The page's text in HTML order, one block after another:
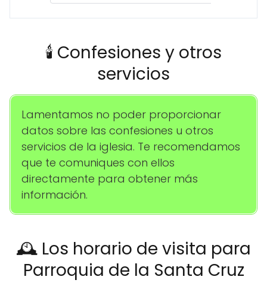
🕯️ Confesiones y otros
servicios
Lamentamos no poder proporcionar
datos sobre las confesiones u otros
servicios de la iglesia. Te recomendamos
que te comuniques con ellos
directamente para obtener más
información.
🕰️ Los horario de visita para
Parroquia de la Santa Cruz